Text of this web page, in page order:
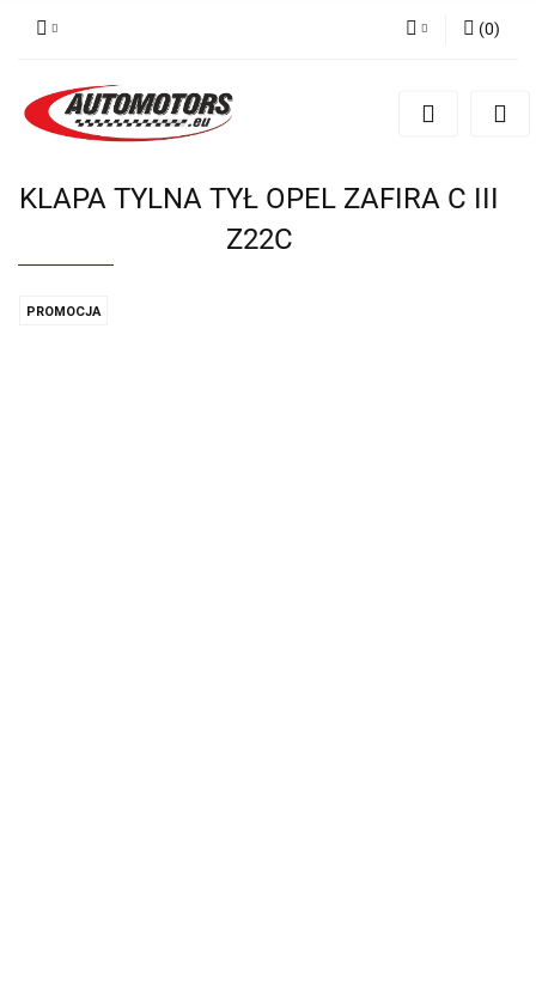
Zarejestruj się
(0)
KLAPA TYLNA TYŁ OPEL ZAFIRA C III
Z22C
PROMOCJA